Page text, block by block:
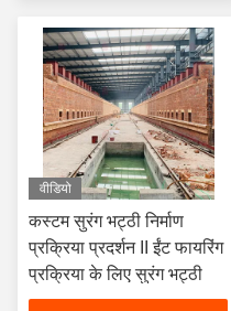
वीडियो
कस्टम सुरंग भट्ठी निर्माण
प्रक्रिया प्रदर्शन II ईंट फायरिंग
प्रक्रिया के लिए सुरंग भट्ठी